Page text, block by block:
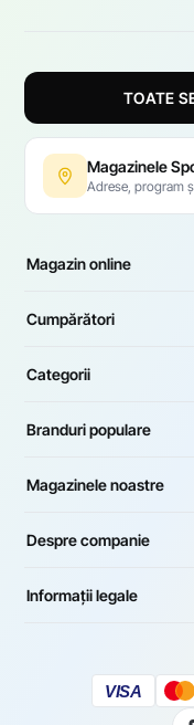
TOATE
Magazinele
Adrese, program
Magazin online
Cumpărători
Categorii
Branduri populare
Magazinele noastre
Despre companie
Informații legale
VISA